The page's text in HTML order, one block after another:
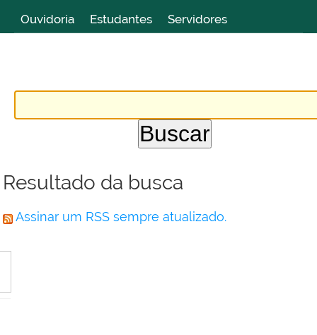
Ouvidoria
Estudantes Servidores
Resultado da busca
Assinar um RSS sempre atualizado.